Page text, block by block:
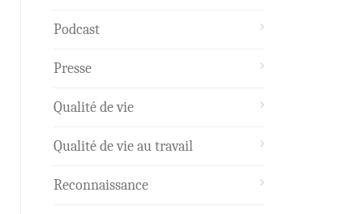
Podcast
Presse
Qualité de vie
Qualité de vie au travail
Reconnaissance